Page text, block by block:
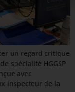
un regard critique
spécialité HGGSP
avec
inspecteur de la